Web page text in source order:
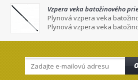
Vzpera veka batožinového
Plynová vzpera veka
Plynová vzpera veka